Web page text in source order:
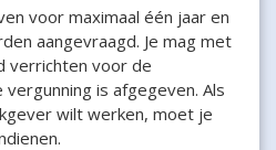
voor maximaal één jaar en
aangevraagd. Je mag met
verrichten voor de
is afgegeven. Als
wilt werken, moet je